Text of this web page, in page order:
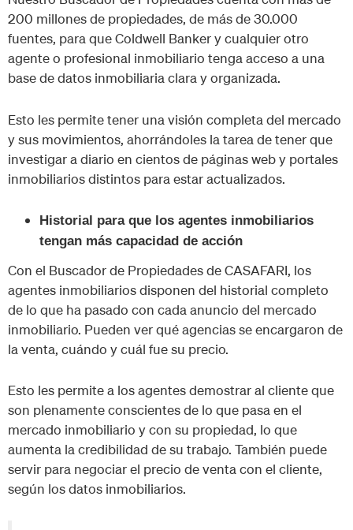
200 millones de propiedades, de más de 30.000
fuentes, para que Coldwell Banker y cualquier otro
agente o profesional inmobiliario tenga acceso a una
base de datos inmobiliaria clara y organizada.
Esto les permite tener una visión completa del mercado
y sus movimientos, ahorrándoles la tarea de tener que
investigar a diario en cientos de páginas web y portales
inmobiliarios distintos para estar actualizados.
Historial para que los agentes inmobiliarios
tengan más capacidad de acción
Con el Buscador de Propiedades de CASAFARI, los
agentes inmobiliarios disponen del historial completo
de lo que ha pasado con cada anuncio del mercado
inmobiliario. Pueden ver qué agencias se encargaron de
la venta, cuándo y cuál fue su precio.
Esto les permite a los agentes demostrar al cliente que
son plenamente conscientes de lo que pasa en el
mercado inmobiliario y con su propiedad, lo que
aumenta la credibilidad de su trabajo. También puede
servir para negociar el precio de venta con el cliente,
según los datos inmobiliarios.